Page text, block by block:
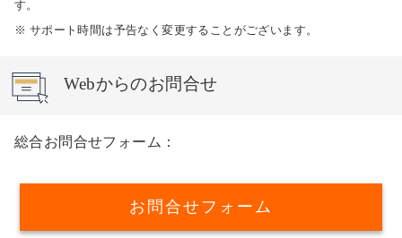
す。
※ サポート時間は予告なく変更することがございます。
Webからのお問合せ
総合お問合せフォーム：
お問合せフォーム